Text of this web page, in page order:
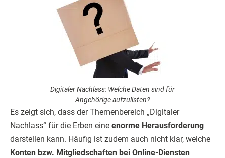
Digitaler Nachlass: Welche Daten sind für
Angehörige aufzulisten?
Es zeigt sich, dass der Themenbereich „Digitaler
Nachlass“ für die Erben eine enorme Herausforderung
darstellen kann. Häufig ist zudem auch nicht klar, welche
Konten bzw. Mitgliedschaften bei Online-Diensten